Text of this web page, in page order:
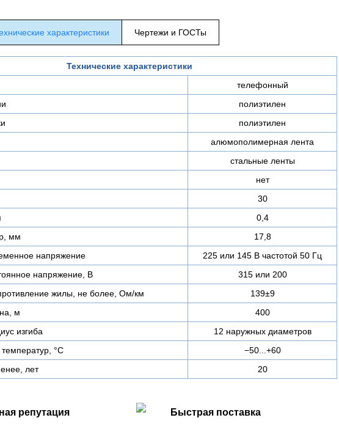
характеристики Чертежи и ГОСТы
Технические характеристики
телефонный
полиэтилен
полиэтилен
алюмополимерная лента
стальные ленты
нет
30
0,4
мм
17,8
напряжение
225 или 145 В частотой 50 Гц
напряжение, В
315 или 200
жилы, не более, Ом/км
139±9
м
400
изгиба
12 наружных диаметров
°C
−50...+60
лет
20
репутация Быстрая поставка